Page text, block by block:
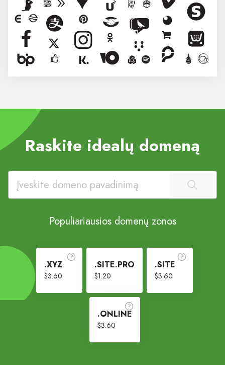
Raskite idealų domeną
Populiariausios domenų zonos
.XYZ
$3.60
.SITE.PRO
$1.20
.SITE
$3.60
.ONLINE
$3.60